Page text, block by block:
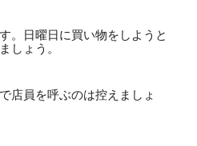
。日曜日に買い物をしようと
しょう。
店員を呼ぶのは控えましょ